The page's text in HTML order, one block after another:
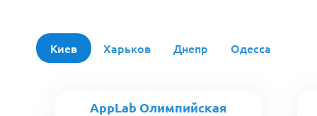
Киев Харьков Днепр Одесса
AppLab Олимпийская